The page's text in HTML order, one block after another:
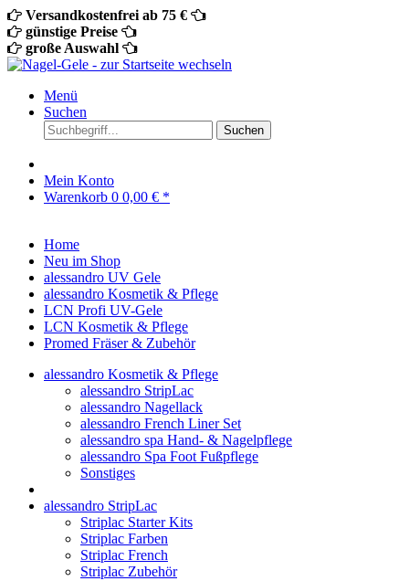
Versandkostenfrei ab 75 €
günstige Preise
große Auswahl
Menü
Suchen
Suchen
Mein Konto
Warenkorb 0 0,00 € *
Home
Neu im Shop
alessandro UV Gele
alessandro Kosmetik & Pflege
LCN Profi UV-Gele
LCN Kosmetik & Pflege
Promed Fräser & Zubehör
alessandro Kosmetik & Pflege
alessandro StripLac
alessandro Nagellack
alessandro French Liner Set
alessandro spa Hand- & Nagelpflege
alessandro Spa Foot Fußpflege
Sonstiges
alessandro StripLac
Striplac Starter Kits
Striplac Farben
Striplac French
Striplac Zubehör